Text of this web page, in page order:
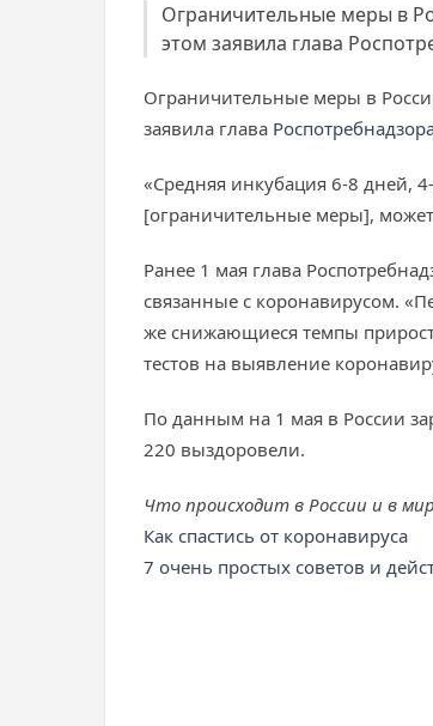
Ограничительные меры в
этом заявила глава
Ограничительные меры в
заявила глава
«Средняя инкубация 6-8 дней,
[ограничительные меры],
Ранее 1 мая глава
связанные с коронавирусом.
же снижающиеся темпы
тестов на выявление
По данным на 1 мая в России
220 выздоровели.
Что происходит в России и в
Как спастись от коронавируса
7 очень простых советов и